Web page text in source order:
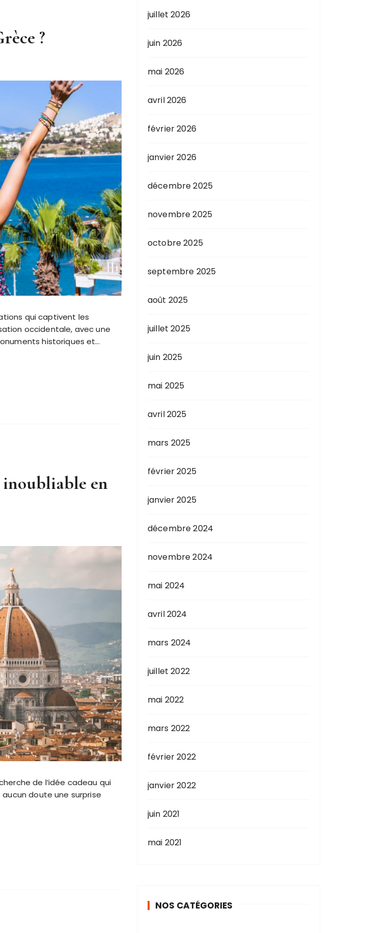
?
qui captivent les
occidentale, avec une
historiques et…
inoubliable en
de l’idée cadeau qui
doute une surprise
juillet 2026
juin 2026
mai 2026
avril 2026
février 2026
janvier 2026
décembre 2025
novembre 2025
octobre 2025
septembre 2025
août 2025
juillet 2025
juin 2025
mai 2025
avril 2025
mars 2025
février 2025
janvier 2025
décembre 2024
novembre 2024
mai 2024
avril 2024
mars 2024
juillet 2022
mai 2022
mars 2022
février 2022
janvier 2022
juin 2021
mai 2021
NOS CATÉGORIES